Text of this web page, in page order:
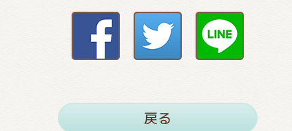
戻る